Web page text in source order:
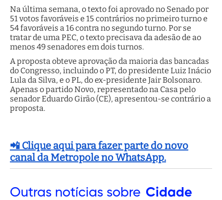
Na última semana, o texto foi aprovado no Senado por
51 votos favoráveis e 15 contrários no primeiro turno e
54 favoráveis a 16 contra no segundo turno. Por se
tratar de uma PEC, o texto precisava da adesão de ao
menos 49 senadores em dois turnos.
A proposta obteve aprovação da maioria das bancadas
do Congresso, incluindo o PT, do presidente Luiz Inácio
Lula da Silva, e o PL, do ex-presidente Jair Bolsonaro.
Apenas o partido Novo, representado na Casa pelo
senador Eduardo Girão (CE), apresentou-se contrário a
proposta.
📲 Clique aqui para fazer parte do novo
canal da Metropole no WhatsApp.
Outras notícias sobre Cidade